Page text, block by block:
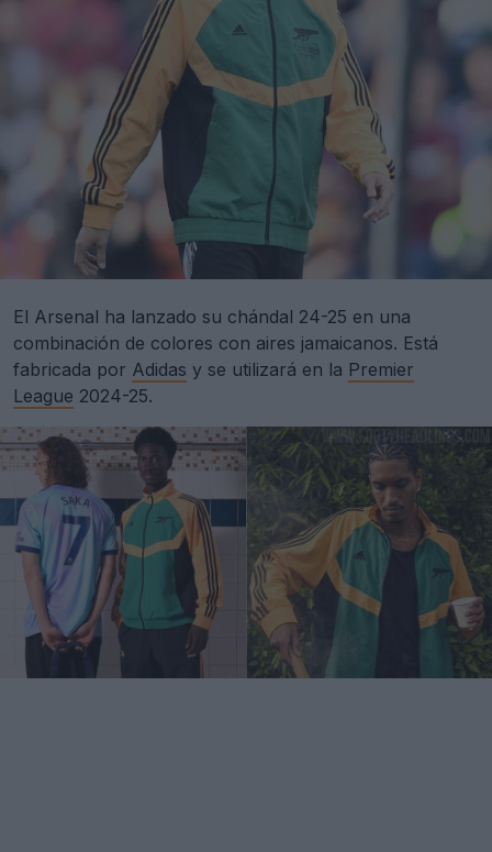
El Arsenal ha lanzado su chándal 24-25 en una
combinación de colores con aires jamaicanos. Está
fabricada por Adidas y se utilizará en la Premier
League 2024-25.